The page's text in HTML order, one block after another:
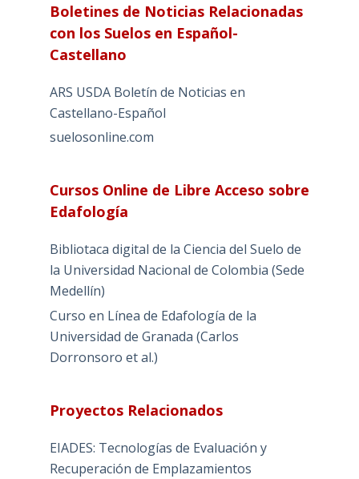
Boletines de Noticias Relacionadas
con los Suelos en Español-
Castellano
ARS USDA Boletín de Noticias en
Castellano-Español
suelosonline.com
Cursos Online de Libre Acceso sobre
Edafología
Bibliotaca digital de la Ciencia del Suelo de
la Universidad Nacional de Colombia (Sede
Medellín)
Curso en Línea de Edafología de la
Universidad de Granada (Carlos
Dorronsoro et al.)
Proyectos Relacionados
EIADES: Tecnologías de Evaluación y
Recuperación de Emplazamientos